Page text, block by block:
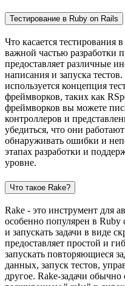
Тестирование в Ruby on Rails
Что касается тестирования
важной частью разработки
предоставляет различные
написания и запуска
используется концепция
фреймворков, таких как
фреймворков вы можете
контроллеров и
убедиться, что они
обнаруживать ошибки и
этапах разработки и
уровне.
Что такое Rake?
Rake - это инструмент для
особенно популярен в Ruby
и запускать задачи в виде
предоставляет простой и
запускать повторяющиеся
данных, запуск тестов,
другое. Rake-задачи